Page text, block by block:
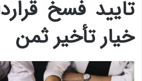
تایید فسخ
خیار تأخیر ثمن